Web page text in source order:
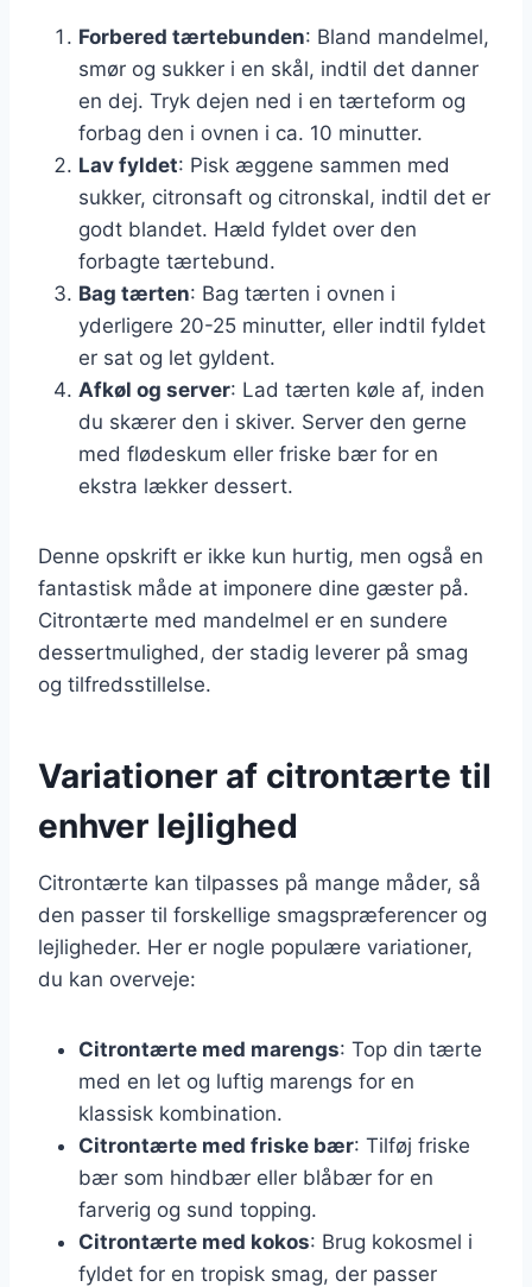
Forbered tærtebunden: Bland mandelmel,
smør og sukker i en skål, indtil det danner
en dej. Tryk dejen ned i en tærteform og
forbag den i ovnen i ca. 10 minutter.
Lav fyldet: Pisk æggene sammen med
sukker, citronsaft og citronskal, indtil det er
godt blandet. Hæld fyldet over den
forbagte tærtebund.
Bag tærten: Bag tærten i ovnen i
yderligere 20-25 minutter, eller indtil fyldet
er sat og let gyldent.
Afkøl og server: Lad tærten køle af, inden
du skærer den i skiver. Server den gerne
med flødeskum eller friske bær for en
ekstra lækker dessert.
Denne opskrift er ikke kun hurtig, men også en
fantastisk måde at imponere dine gæster på.
Citrontærte med mandelmel er en sundere
dessertmulighed, der stadig leverer på smag
og tilfredsstillelse.
Variationer af citrontærte til
enhver lejlighed
Citrontærte kan tilpasses på mange måder, så
den passer til forskellige smagspræferencer og
lejligheder. Her er nogle populære variationer,
du kan overveje:
Citrontærte med marengs: Top din tærte
med en let og luftig marengs for en
klassisk kombination.
Citrontærte med friske bær: Tilføj friske
bær som hindbær eller blåbær for en
farverig og sund topping.
Citrontærte med kokos: Brug kokosmel i
fyldet for en tropisk smag, der passer